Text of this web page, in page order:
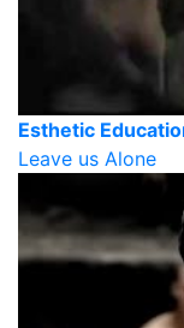
Esthetic
Leave us Alone